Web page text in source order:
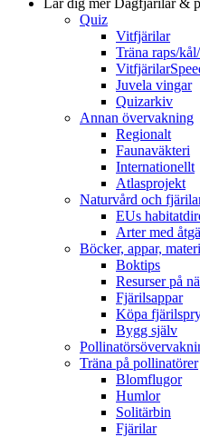
Quiz
Vitfjärilar
Träna raps/
Juvela vingar
Quizarkiv
Annan övervakning
Regionalt
Faunaväkteri
Internationellt
Atlasprojekt
Naturvård och
EUs
Arter med
Böcker, appar,
Boktips
Resurser på
Fjärilsappar
Köpa
Bygg själv
Träna på pollinatörer
Blomflugor
Humlor
Solitärbin
Fjärilar